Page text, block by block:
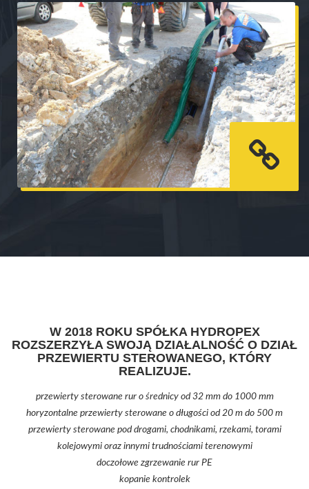
W 2018 ROKU SPÓŁKA HYDROPEX
ROZSZERZYŁA SWOJĄ DZIAŁALNOŚĆ O DZIAŁ
PRZEWIERTU STEROWANEGO, KTÓRY
REALIZUJE.
przewierty sterowane rur o średnicy od 32 mm do 1000 mm
horyzontalne przewierty sterowane o długości od 20 m do 500 m
przewierty sterowane pod drogami, chodnikami, rzekami, torami
kolejowymi oraz innymi trudnościami terenowymi
doczołowe zgrzewanie rur PE
kopanie kontrolek